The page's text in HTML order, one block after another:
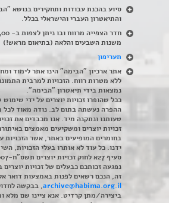
סיוע בהכנת עבודות ותחקירים בנושא
והתיאטרון העברי והישראלי בכלל.
משנות השבעים והלאה (בתיאום מראש!)
תעריפון
אתר ארכיון "הבימה" הינו אתר לימוד
ללא מטרות רווח. הזכויות למרבית
נמצאות בידי תיאטרון "הבימה".
ככל שהופרו זכויות יוצרים על ידי
ההפרה נעשתה בתום לב. נודה מאוד לכל
טעותנו ונתקנה מיד. אנו מכבדים את
זכויות יוצרים ומשקיעים מאמצים
בחומרים המופיעים באתר, אשר הזכויות
ידנו. כל עוד לא אותרו בעלי הזכויות,
נפגעה זכותכם כבעלים של זכויות
זה, הנכם רשאים לפנות באמצעות דואר
archive@habima.org.il, בבקשה
ביצירה/מתן קרדיט. אנא ציינו שם מלא